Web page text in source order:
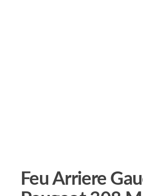
Feu Arriere